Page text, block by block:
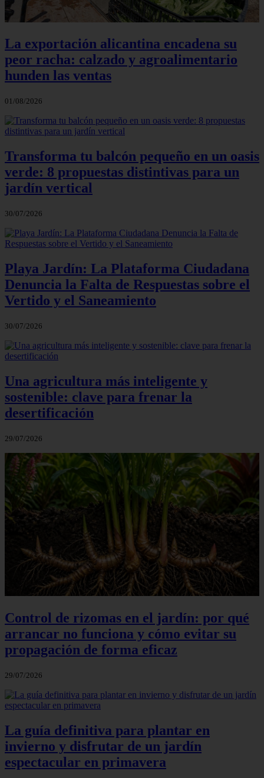
La exportación alicantina encadena su
peor racha: calzado y agroalimentario
hunden las ventas
01/08/2026
Transforma tu balcón pequeño en un oasis
verde: 8 propuestas distintivas para un
jardín vertical
30/07/2026
Playa Jardín: La Plataforma Ciudadana
Denuncia la Falta de Respuestas sobre el
Vertido y el Saneamiento
30/07/2026
Una agricultura más inteligente y
sostenible: clave para frenar la
desertificación
29/07/2026
Control de rizomas en el jardín: por qué
arrancar no funciona y cómo evitar su
propagación de forma eficaz
29/07/2026
La guía definitiva para plantar en
invierno y disfrutar de un jardín
espectacular en primavera